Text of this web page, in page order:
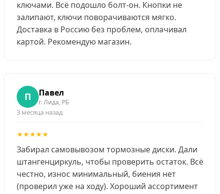
ключами. Всё подошло болт-он. Кнопки не
залипают, ключи поворачиваются мягко.
Доставка в Россию без проблем, оплачивал
картой. Рекомендую магазин.
П Павел
г. Лида, РБ
3 месяца назад
★★★★★
Забирал самовывозом тормозные диски. Дали
штангенциркуль, чтобы проверить остаток. Всё
честно, износ минимальный, биения нет
(проверил уже на ходу). Хороший ассортимент